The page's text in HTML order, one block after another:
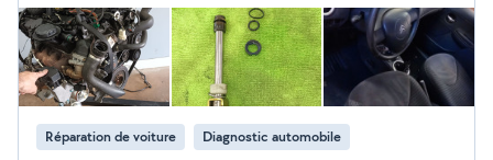
Lustrage de phares - Remplacement batteries /
ampoules.. -Remplacement pneus -Etc... Un
renseignement contactez moi en me disant ce qui vous
arrive . -Lavage voiture intérieur et extérieur TOUT LES
DEVIS SONT GRATUIT !
Réparation de voiture Diagnostic automobile